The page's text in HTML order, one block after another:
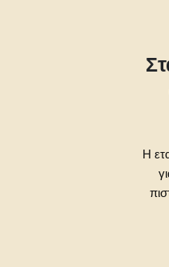
Η